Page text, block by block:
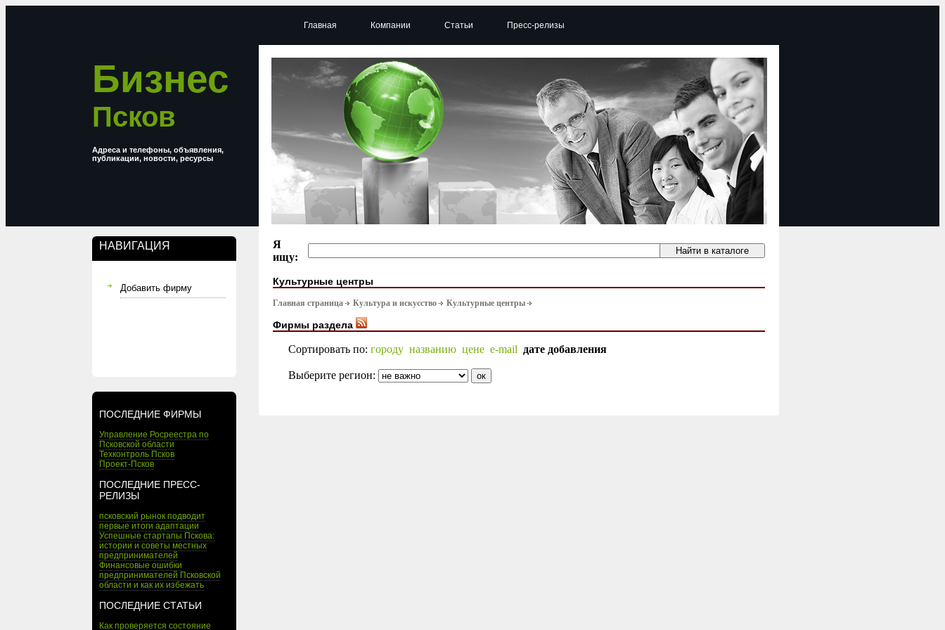
Бизнес
Псков
Адреса и телефоны, объявления,
публикации, новости, ресурсы
НАВИГАЦИЯ
Добавить фирму
ПОСЛЕДНИЕ ФИРМЫ
Управление Росреестра по
Псковской области
Техконтроль Псков
Проект-Псков
ПОСЛЕДНИЕ ПРЕСС-
РЕЛИЗЫ
псковский рынок подводит
первые итоги адаптации
Успешные стартапы Пскова:
истории и советы местных
предпринимателей
Финансовые ошибки
предпринимателей Псковской
области и как их избежать
ПОСЛЕДНИЕ СТАТЬИ
Как проверяется состояние
Главная Компании Статьи Пресс-релизы
Я
ищу:
Культурные центры
Главная страница Культура и искусство Культурные центры
Фирмы раздела
Сортировать по: городу названию цене e-mail дате добавления
Выберите регион: